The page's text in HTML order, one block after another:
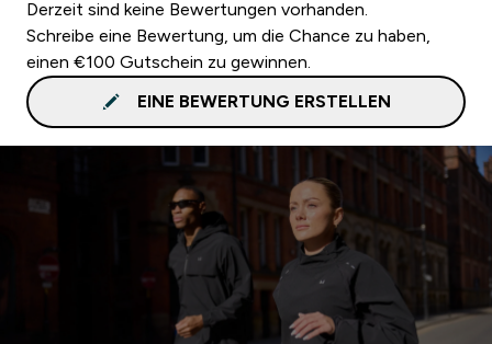
Derzeit sind keine Bewertungen vorhanden.
Schreibe eine Bewertung, um die Chance zu haben,
einen €100 Gutschein zu gewinnen.
EINE BEWERTUNG ERSTELLEN